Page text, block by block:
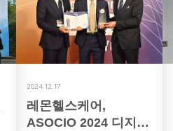
2024.12.17
레몬헬스케어,
ASOCIO 2024 디지털